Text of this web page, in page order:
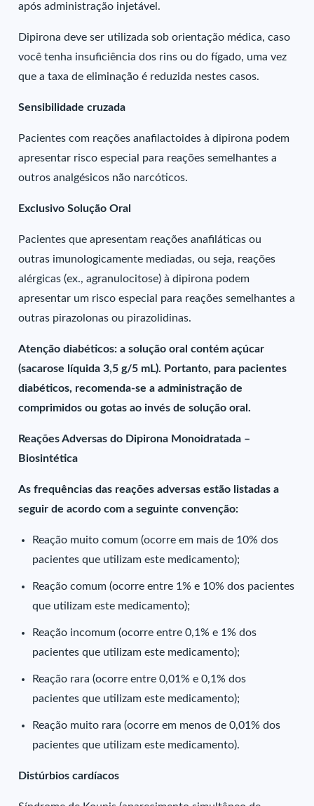
após administração injetável.
Dipirona deve ser utilizada sob orientação médica, caso
você tenha insuficiência dos rins ou do fígado, uma vez
que a taxa de eliminação é reduzida nestes casos.
Sensibilidade cruzada
Pacientes com reações anafilactoides à dipirona podem
apresentar risco especial para reações semelhantes a
outros analgésicos não narcóticos.
Exclusivo Solução Oral
Pacientes que apresentam reações anafiláticas ou
outras imunologicamente mediadas, ou seja, reações
alérgicas (ex., agranulocitose) à dipirona podem
apresentar um risco especial para reações semelhantes a
outras pirazolonas ou pirazolidinas.
Atenção diabéticos: a solução oral contém açúcar
(sacarose líquida 3,5 g/5 mL). Portanto, para pacientes
diabéticos, recomenda-se a administração de
comprimidos ou gotas ao invés de solução oral.
Reações Adversas do Dipirona Monoidratada –
Biosintética
As frequências das reações adversas estão listadas a
seguir de acordo com a seguinte convenção:
Reação muito comum (ocorre em mais de 10% dos
pacientes que utilizam este medicamento);
Reação comum (ocorre entre 1% e 10% dos pacientes
que utilizam este medicamento);
Reação incomum (ocorre entre 0,1% e 1% dos
pacientes que utilizam este medicamento);
Reação rara (ocorre entre 0,01% e 0,1% dos
pacientes que utilizam este medicamento);
Reação muito rara (ocorre em menos de 0,01% dos
pacientes que utilizam este medicamento).
Distúrbios cardíacos